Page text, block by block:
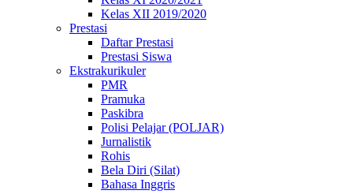
Kelas XII 2019/2020
Prestasi
Daftar Prestasi
Prestasi Siswa
Ekstrakurikuler
PMR
Pramuka
Paskibra
Polisi Pelajar (POLJAR)
Jurnalistik
Rohis
Bela Diri (Silat)
Bahasa Inggris